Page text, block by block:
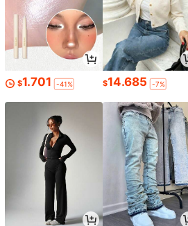
$1.701 -41% $14.685 -7%